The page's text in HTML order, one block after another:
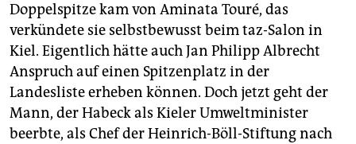
Doppelspitze kam von Aminata Touré, das
verkündete sie selbstbewusst beim taz-Salon in
Kiel. Eigentlich hätte auch Jan Philipp Albrecht
Anspruch auf einen Spitzenplatz in der
Landesliste erheben können. Doch jetzt geht der
Mann, der Habeck als Kieler Umweltminister
beerbte, als Chef der Heinrich-Böll-Stiftung nach